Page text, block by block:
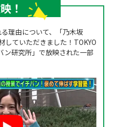
！
理由について、「乃木坂
していただきました！TOKYO
ン研究所」で放映された一部